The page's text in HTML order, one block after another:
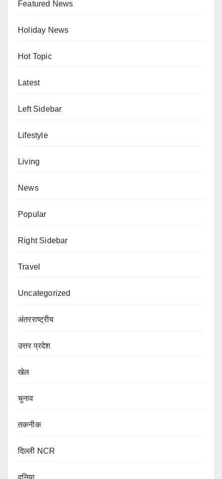
Featured News
Holiday News
Hot Topic
Latest
Left Sidebar
Lifestyle
Living
News
Popular
Right Sidebar
Travel
Uncategorized
अंतरराष्ट्रीय
उत्तर प्रदेश
खेल
चुनाव
तकनीक
दिल्ली NCR